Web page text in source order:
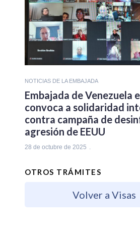
NOTICIAS DE LA EMBAJADA
Embajada de Venezuela
convoca a solidaridad
contra campaña de
agresión de EEUU
28 de octubre de 2025
OTROS TRÁMITES
Volver a Visas